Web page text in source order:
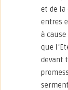
et de
entres
à
que
devant